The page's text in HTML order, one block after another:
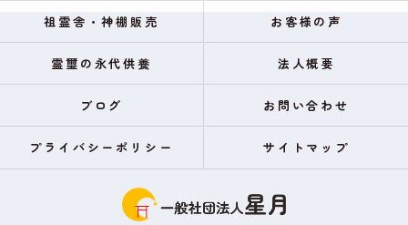
祖霊舎・神棚販売 お客様の声
霊璽の永代供養 法人概要
ブログ お問い合わせ
プライバシーポリシー サイトマップ